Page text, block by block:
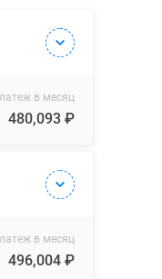
в месяц
480,093 ₽
в месяц
496,004 ₽